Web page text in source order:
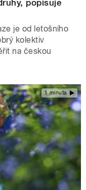
popisuje
je od letošního
kolektiv
na českou
1 minuta